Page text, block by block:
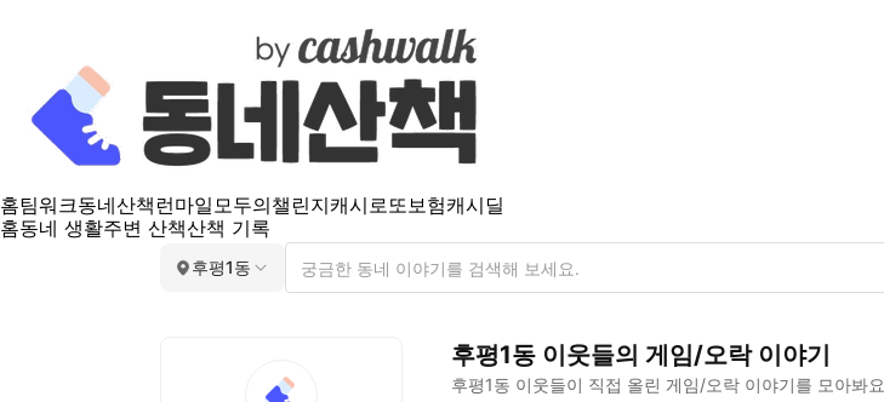
홈팀워크동네산책 런마일모두의챌린지캐시로또보험캐시딜
홈동네 생활주변 산책산책 기록
후평1동
후평1동 이웃들의 게임/오락이야기
후평1동 이웃들이 직접 올린 게임/오락 이야기를 모아봐요